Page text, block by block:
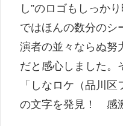
し”のロゴもしっか
ではほんの数分のシ
演者の並々ならぬ努
だと感心しました。
「しなロケ（品川区
の文字を発見！ 感